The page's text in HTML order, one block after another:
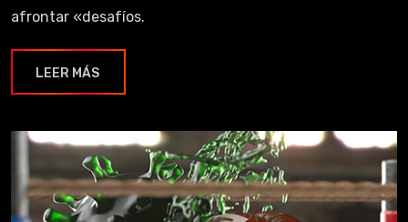
afrontar «desafíos.
LEER MÁS